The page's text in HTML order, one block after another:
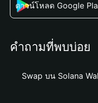
ดาวน์โหลด Google
คำถามที่พบบ่อย
Swap บน Solana